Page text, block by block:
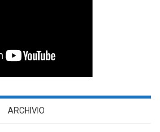
ARCHIVIO